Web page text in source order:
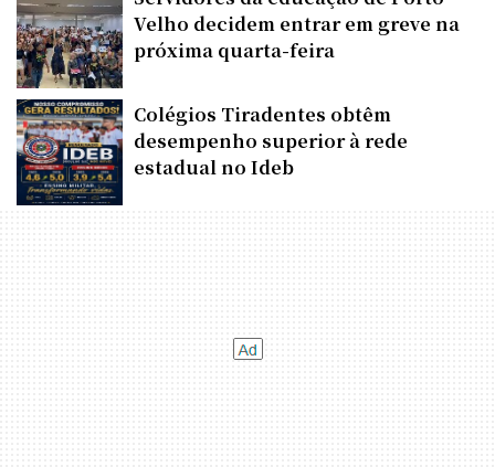
Velho decidem entrar em greve na
próxima quarta-feira
Colégios Tiradentes obtêm
desempenho superior à rede
estadual no Ideb